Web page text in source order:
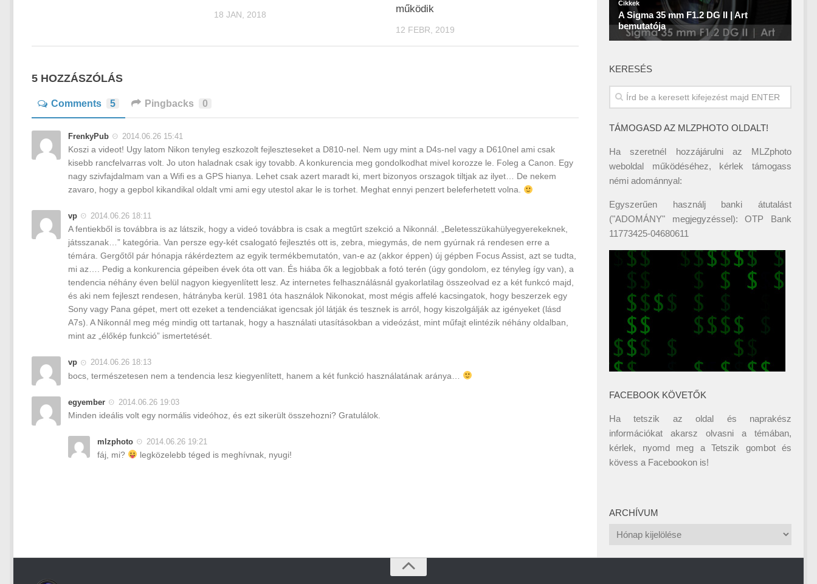
18 JAN, 2018
működik
12 FEBR, 2019
5 HOZZÁSZÓLÁS
Comments 5 Pingbacks 0
FrenkyPub 2014.06.26 15:41
Koszi a videot! Ugy latom Nikon tenyleg eszkozolt fejleszteseket a D810-nel. Nem ugy mint a D4s-nel vagy a D610nel ami csak
kisebb rancfelvarras volt. Jo uton haladnak csak igy tovabb. A konkurencia meg gondolkodhat mivel korozze le. Foleg a Canon. Egy
nagy szivfajdalmam van a Wifi es a GPS hianya. Lehet csak azert maradt ki, mert bizonyos orszagok tiltjak az ilyet… De nekem
zavaro, hogy a gepbol kikandikal oldalt vmi ami egy utestol akar le is torhet. Meghat ennyi penzert beleferhetett volna.
vp 2014.06.26 18:11
A fentiekből is továbbra is az látszik, hogy a videó továbbra is csak a megtűrt szekció a Nikonnál. „Beletesszükahülyegyerekeknek,
játsszanak…” kategória. Van persze egy-két csalogató fejlesztés ott is, zebra, miegymás, de nem gyúrnak rá rendesen erre a
témára. Gergőtől pár hónapja rákérdeztem az egyik termékbemutatón, van-e az (akkor éppen) új gépben Focus Assist, azt se tudta,
mi az…. Pedig a konkurencia gépeiben évek óta ott van. És hiába ők a legjobbak a fotó terén (úgy gondolom, ez tényleg így van), a
tendencia néhány éven belül nagyon kiegyenlített lesz. Az internetes felhasználásnál gyakorlatilag összeolvad ez a két funkcó majd,
és aki nem fejleszt rendesen, hátrányba kerül. 1981 óta használok Nikonokat, most mégis affelé kacsingatok, hogy beszerzek egy
Sony vagy Pana gépet, mert ott ezeket a tendenciákat igencsak jól látják és tesznek is arról, hogy kiszolgálják az igényeket (lásd
A7s). A Nikonnál meg még mindig ott tartanak, hogy a használati utasításokban a videózást, mint műfajt elintézik néhány oldalban,
mint az „élőkép funkció” ismertetését.
vp 2014.06.26 18:13
bocs, természetesen nem a tendencia lesz kiegyenlített, hanem a két funkció használatának aránya…
egyember 2014.06.26 19:03
Minden ideális volt egy normális videóhoz, és ezt sikerült összehozni? Gratulálok.
mlzphoto 2014.06.26 19:21
fáj, mi? legközelebb téged is meghívnak, nyugi!
KERESÉS
TÁMOGASD AZ MLZPHOTO OLDALT!
Ha szeretnél hozzájárulni az MLZphoto
weboldal működéséhez, kérlek támogass
némi adománnyal:
Egyszerűen használj banki átutalást
("ADOMÁNY" megjegyzéssel): OTP Bank
11773425-04680611
FACEBOOK KÖVETŐK
Ha tetszik az oldal és naprakész
információkat akarsz olvasni a témában,
kérlek, nyomd meg a Tetszik gombot és
kövess a Facebookon is!
ARCHÍVUM
Archívum